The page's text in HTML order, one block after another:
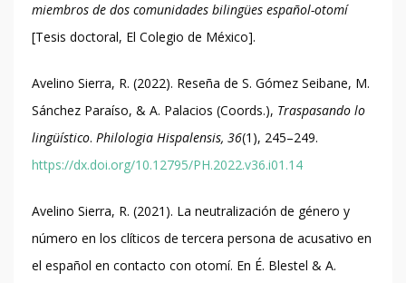
miembros de dos comunidades bilingües español-otomí
[Tesis doctoral, El Colegio de México].
Avelino Sierra, R. (2022). Reseña de S. Gómez Seibane, M.
Sánchez Paraíso, & A. Palacios (Coords.), Traspasando lo
lingüístico. Philologia Hispalensis, 36(1), 245–249.
https://dx.doi.org/10.12795/PH.2022.v36.i01.14
Avelino Sierra, R. (2021). La neutralización de género y
número en los clíticos de tercera persona de acusativo en
el español en contacto con otomí. En É. Blestel & A.